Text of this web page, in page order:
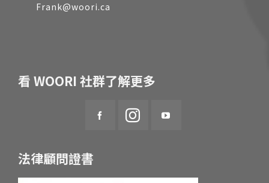
Frank@woori.ca
看 WOORI 社群了解更多
法律顧問證書